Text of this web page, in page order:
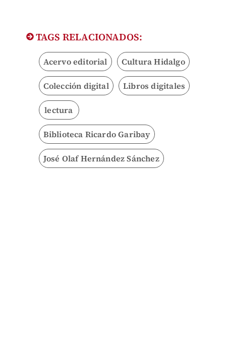
TAGS RELACIONADOS:
Acervo editorial Cultura Hidalgo
Colección digital Libros digitales
lectura
Biblioteca Ricardo Garibay
José Olaf Hernández Sánchez